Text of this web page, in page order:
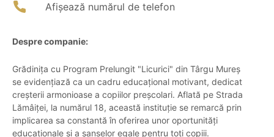
Afișează numărul de telefon
Despre companie:
Grădinița cu Program Prelungit "Licurici" din Târgu Mureș
se evidențiază ca un cadru educațional motivant, dedicat
creșterii armonioase a copiilor preșcolari. Aflată pe Strada
Lămâiței, la numărul 18, această instituție se remarcă prin
implicarea sa constantă în oferirea unor oportunități
educaționale și a șanselor egale pentru toți copiii.